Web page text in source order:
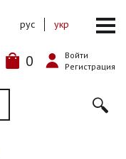
0
Войти
Регистрация
рус укр